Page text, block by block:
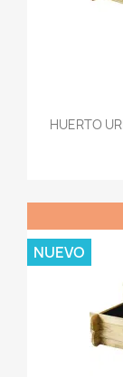
HUERTO
NUEVO